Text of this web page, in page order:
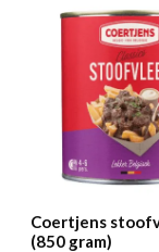
Coertjens
(850 gram)